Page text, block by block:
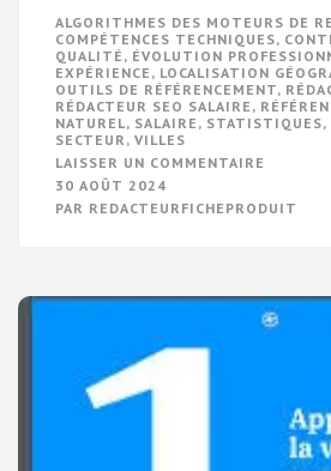
ALGORITHMES DES MOTEURS DE
COMPÉTENCES TECHNIQUES,
QUALITÉ , ÉVOLUTION
EXPÉRIENCE , LOCALISATION
OUTILS DE RÉFÉRENCEMENT,
RÉDACTEUR SEO SALAIRE ,
NATUREL, SALAIRE , STATISTIQUES,
SECTEUR , VILLES
LAISSER UN COMMENTAIRE
COMPLET
SEO
30 AOÛT 2024
PAR REDACTEURFICHEPRODUIT